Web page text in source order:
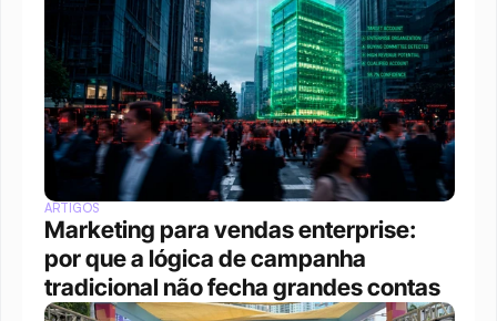
ARTIGOS
Marketing para vendas enterprise:
por que a lógica de campanha
tradicional não fecha grandes contas